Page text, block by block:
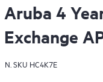
Aruba 4
Exchange
N. SKU HC4K7E